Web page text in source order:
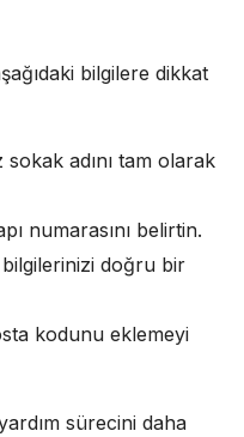
bilgilere dikkat
adını tam olarak
numarasını belirtin.
doğru bir
kodunu eklemeyi
sürecini daha